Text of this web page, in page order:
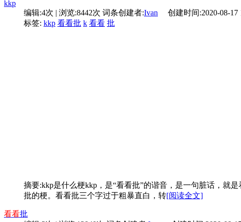
kkp
编辑:4次 | 浏览:8442次 词条创建者:Ivan 创建时间:2020-08-17
标签: kkp 看看批 k 看看 批
摘要:kkp是什么梗kkp，是“看看批”的谐音，是一句脏话，就
批的梗。看看批三个字过于粗暴直白，转[阅读全文]
看看批